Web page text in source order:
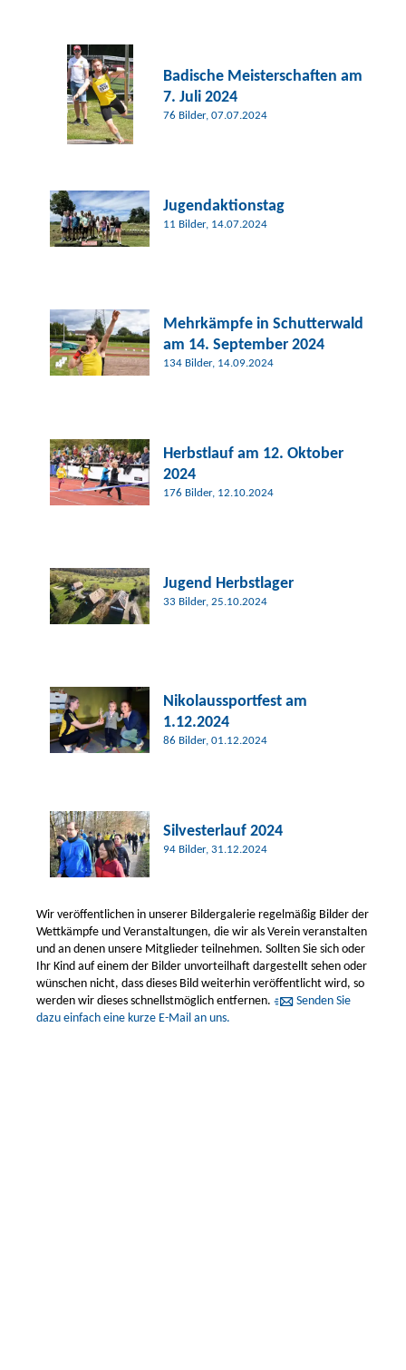
Badische Meisterschaften am
7. Juli 2024
76 Bilder, 07.07.2024
Jugendaktionstag
11 Bilder, 14.07.2024
Mehrkämpfe in Schutterwald
am 14. September 2024
134 Bilder, 14.09.2024
Herbstlauf am 12. Oktober
2024
176 Bilder, 12.10.2024
Jugend Herbstlager
33 Bilder, 25.10.2024
Nikolaussportfest am
1.12.2024
86 Bilder, 01.12.2024
Silvesterlauf 2024
94 Bilder, 31.12.2024
Wir veröffentlichen in unserer Bildergalerie regelmäßig Bilder der
Wettkämpfe und Veranstaltungen, die wir als Verein veranstalten
und an denen unsere Mitglieder teilnehmen. Sollten Sie sich oder
Ihr Kind auf einem der Bilder unvorteilhaft dargestellt sehen oder
wünschen nicht, dass dieses Bild weiterhin veröffentlicht wird, so
werden wir dieses schnellstmöglich entfernen.
Senden Sie
dazu einfach eine kurze E-Mail an uns.